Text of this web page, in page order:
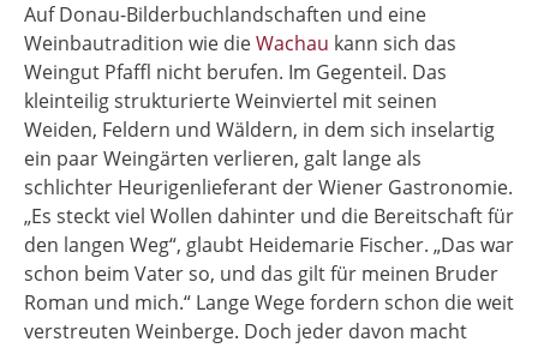
Auf Donau-Bilderbuchlandschaften und eine
Weinbautradition wie dieWachau kann sich das
Weingut Pfaffl nicht berufen. Im Gegenteil. Das
kleinteilig strukturierte Weinviertel mit seinen
Weiden, Feldern und Wäldern, in dem sich inselartig
ein paar Weingärten verlieren, galt lange als
schlichter Heurigenlieferant der Wiener Gastronomie.
„Es steckt viel Wollen dahinter und die Bereitschaft für
den langen Weg“, glaubt Heidemarie Fischer. „Das war
schon beim Vater so, und das gilt für meinen Bruder
Roman und mich.“ Lange Wege fordern schon die weit
verstreuten Weinberge. Doch jeder davon macht